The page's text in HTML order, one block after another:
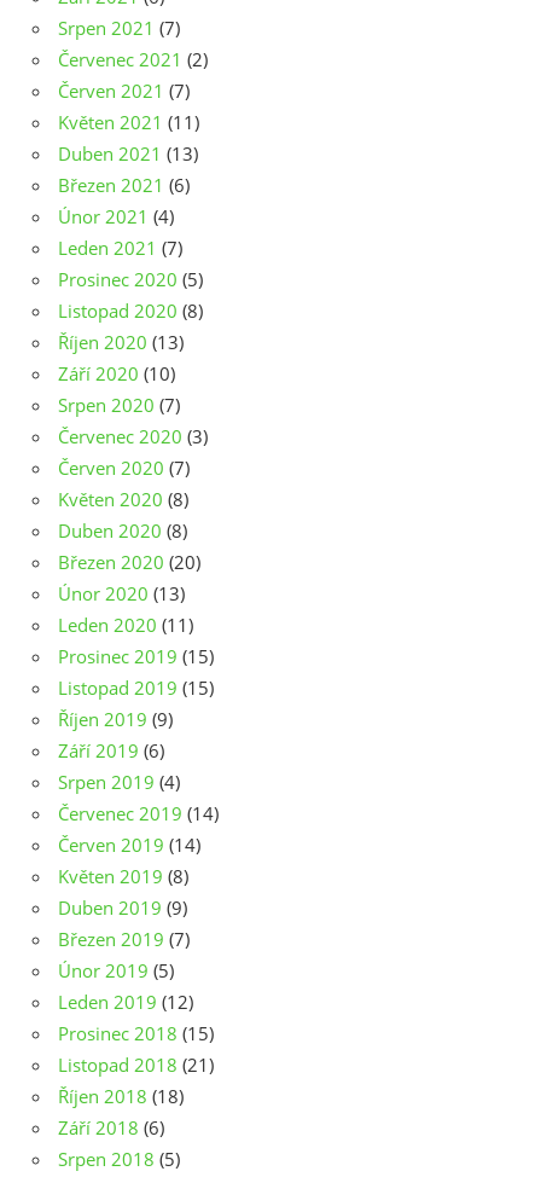
Srpen 2021 (7)
Červenec 2021 (2)
Červen 2021 (7)
Květen 2021 (11)
Duben 2021 (13)
Březen 2021 (6)
Únor 2021 (4)
Leden 2021 (7)
Prosinec 2020 (5)
Listopad 2020 (8)
Říjen 2020 (13)
Září 2020 (10)
Srpen 2020 (7)
Červenec 2020 (3)
Červen 2020 (7)
Květen 2020 (8)
Duben 2020 (8)
Březen 2020 (20)
Únor 2020 (13)
Leden 2020 (11)
Prosinec 2019 (15)
Listopad 2019 (15)
Říjen 2019 (9)
Září 2019 (6)
Srpen 2019 (4)
Červenec 2019 (14)
Červen 2019 (14)
Květen 2019 (8)
Duben 2019 (9)
Březen 2019 (7)
Únor 2019 (5)
Leden 2019 (12)
Prosinec 2018 (15)
Listopad 2018 (21)
Říjen 2018 (18)
Září 2018 (6)
Srpen 2018 (5)